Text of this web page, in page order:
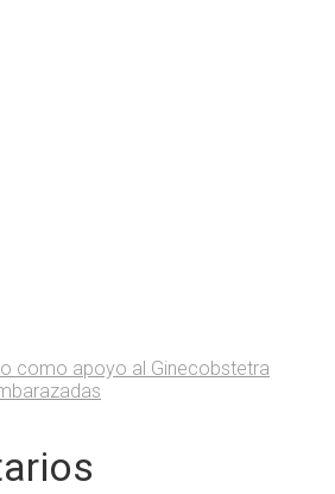
como apoyo al Ginecobstetra